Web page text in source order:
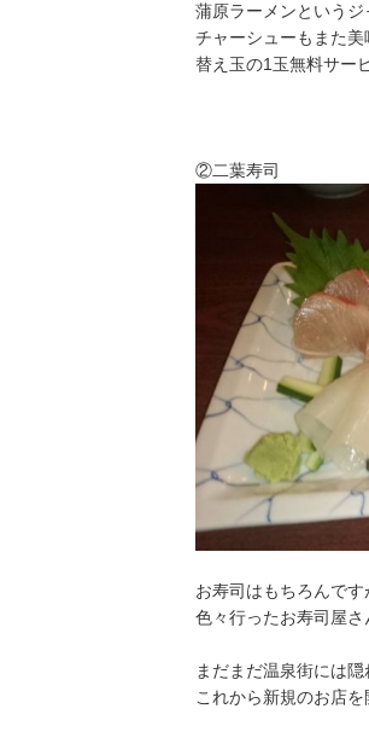
蒲原ラーメンという
チャーシューもまた
替え玉の1玉無料サー
②二葉寿司
お寿司はもちろんで
色々行ったお寿司屋
まだまだ温泉街には
これから新規のお店